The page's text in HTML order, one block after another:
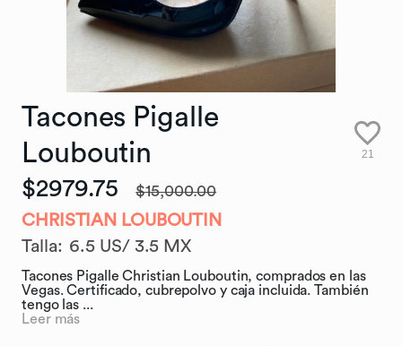
Tacones Pigalle
Louboutin
21
$2979.75 $15,000.00
CHRISTIAN LOUBOUTIN
Talla: 6.5 US/ 3.5 MX
Tacones Pigalle Christian Louboutin, comprados en las
Vegas. Certificado, cubrepolvo y caja incluida. También
tengo las ...
Leer más